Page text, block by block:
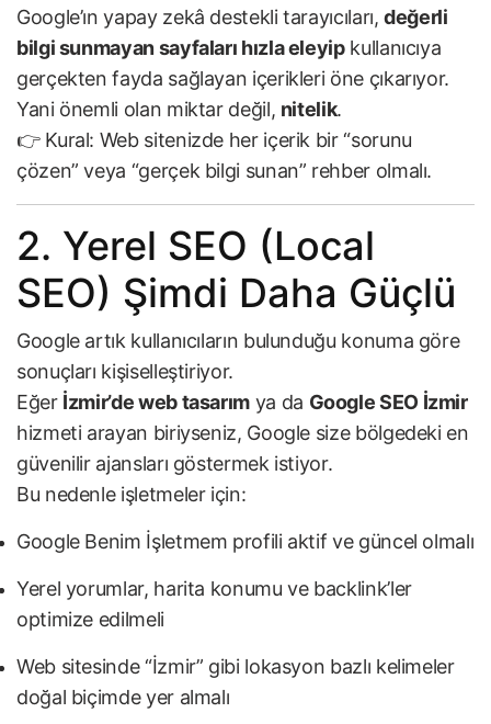
Google’ın yapay zekâ destekli tarayıcıları,değerli
bilgi sunmayan sayfaları hızla eleyipkullanıcıya
gerçekten fayda sağlayan içerikleri öne çıkarıyor.
Yani önemli olan miktar değil, nitelik.
👉 Kural: Web sitenizde her içerik bir “sorunu
çözen” veya “gerçek bilgi sunan” rehber olmalı.
2. Yerel SEO (Local
SEO) Şimdi Daha Güçlü
Google artık kullanıcıların bulunduğu konuma göre
sonuçları kişiselleştiriyor.
Eğer İzmir’de web tasarım ya da Google SEO İzmir
hizmeti arayan biriyseniz, Google size bölgedeki en
güvenilir ajansları göstermek istiyor.
Bu nedenle işletmeler için:
Google Benim İşletmem profili aktif ve güncel olmalı
Yerel yorumlar, harita konumu ve backlink’ler
optimize edilmeli
Web sitesinde “İzmir” gibi lokasyon bazlı kelimeler
doğal biçimde yer almalı